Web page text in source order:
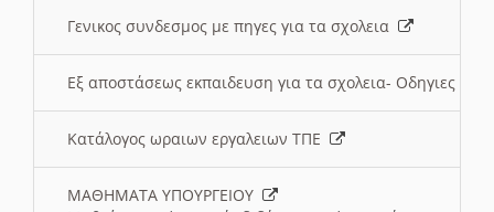
Γενικος συνδεσμος με πηγες για τα σχολεια
Εξ αποστάσεως εκπαιδευση για τα σχολεια- Οδηγιες
Κατάλογος ωραιων εργαλειων ΤΠΕ
ΜΑΘΗΜΑΤΑ ΥΠΟΥΡΓΕΙΟΥ